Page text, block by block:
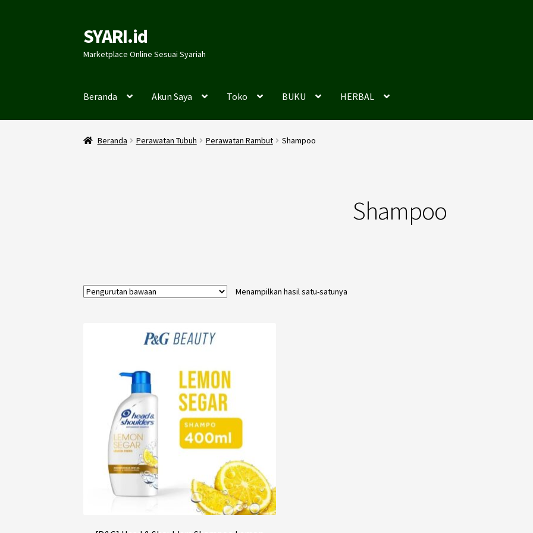
Skip
to
navigation
Skip
to
content
SYARI.id
Marketplace Online Sesuai Syariah
Beranda Akun Saya Toko BUKU HERBAL
Beranda Perawatan Tubuh Perawatan Rambut Shampoo
Shampoo
Menampilkan hasil satu-satunya